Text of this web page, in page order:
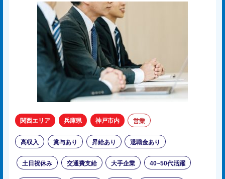
関西エリア 兵庫県 神戸市内 営業
高収入 賞与あり 昇給あり 退職金あり
土日祝休み 交通費支給 大手企業 40~50代活躍